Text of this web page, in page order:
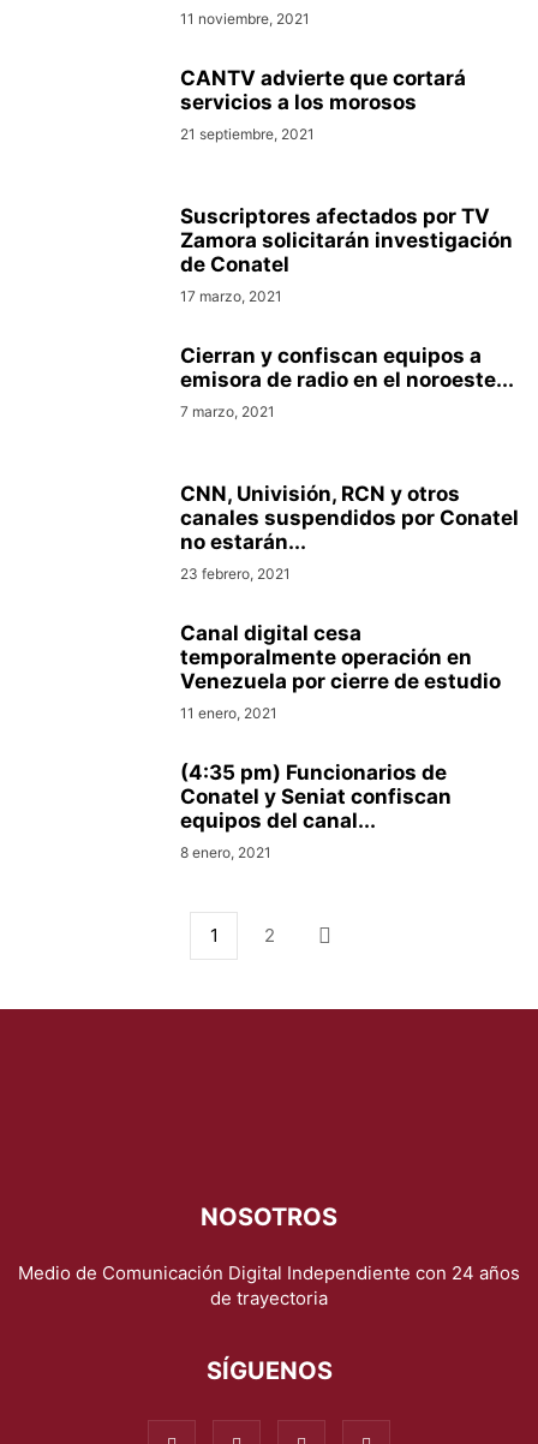
11 noviembre, 2021
CANTV advierte que cortará
servicios a los morosos
21 septiembre, 2021
Suscriptores afectados por TV
Zamora solicitarán investigación
de Conatel
17 marzo, 2021
Cierran y confiscan equipos a
emisora de radio en el noroeste...
7 marzo, 2021
CNN, Univisión, RCN y otros
canales suspendidos por Conatel
no estarán...
23 febrero, 2021
Canal digital cesa
temporalmente operación en
Venezuela por cierre de estudio
11 enero, 2021
(4:35 pm) Funcionarios de
Conatel y Seniat confiscan
equipos del canal...
8 enero, 2021
1 2
NOSOTROS
Medio de Comunicación Digital Independiente con 24 años
de trayectoria
SÍGUENOS